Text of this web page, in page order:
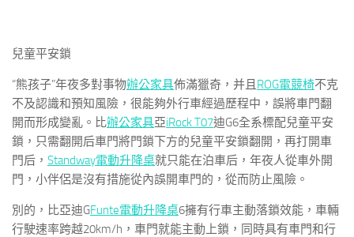
兒童平安鎖
“熊孩子”年夜多對事物辦公家具佈滿獵奇，并且 ROG電競椅不克
不及認識和預知風險，很能夠外行車經過歷程中，誤將車門翻
開而形成變亂。比辦公家具亞iRock T07迪G6全系標配兒童平安
鎖，只需翻開后車門將門鎖下方的兒童平安鎖翻開，再打開車
門后， Standway電動升降桌就只能在泊車后，年夜人從車外開
門，小伴侶是沒有措施從內誤開車門的，從而防止風險。
別的，比亞迪GFunte電動升降桌6擁有行車主動落鎖效能，車輛
行駛速率跨越20km/h，車門就能主動上鎖，同時具有車門和行